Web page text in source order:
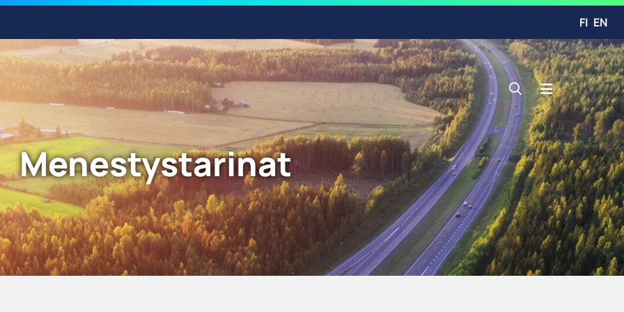
FI EN
Avaa haku
Menestystarinat